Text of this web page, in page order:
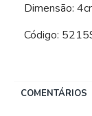
Dimensão:
Código:
COMENTÁRIOS